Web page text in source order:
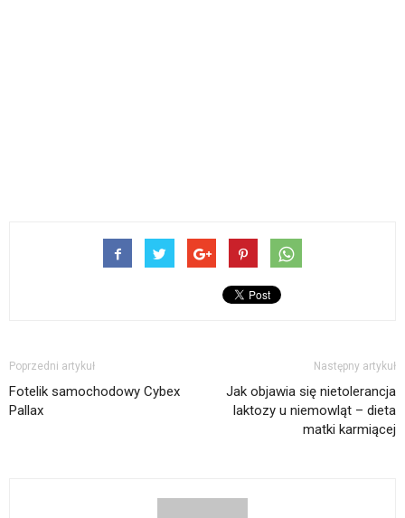
Poprzedni artykuł
Fotelik samochodowy Cybex
Pallax
Następny artykuł
Jak objawia się nietolerancja
laktozy u niemowląt – dieta
matki karmiącej